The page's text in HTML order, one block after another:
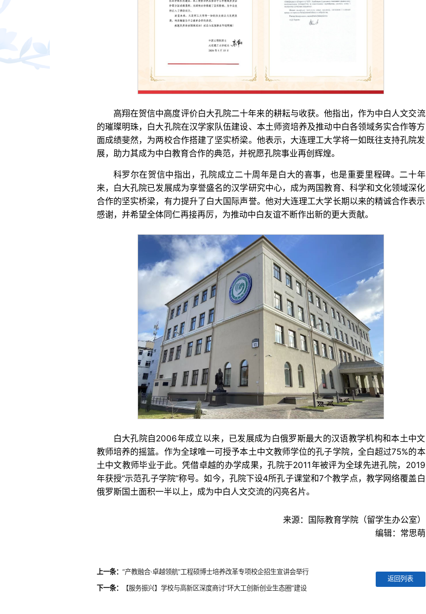
高翔在贺信中高度评价白大孔院二十年来的耕耘与收获。他指出，作为中白人文交流
的璀璨明珠，白大孔院在汉学家队伍建设、本土师资培养及推动中白各领域务实合作等方
面成绩斐然，为两校合作搭建了坚实桥梁。他表示，大连理工大学将一如既往支持孔院发
展，助力其成为中白教育合作的典范，并祝愿孔院事业再创辉煌。
科罗尔在贺信中指出，孔院成立二十周年是白大的喜事，也是重要里程碑。二十年
来，白大孔院已发展成为享誉盛名的汉学研究中心，成为两国教育、科学和文化领域深化
合作的坚实桥梁，有力提升了白大国际声誉。他对大连理工大学长期以来的精诚合作表示
感谢，并希望全体同仁再接再厉，为推动中白友谊不断作出新的更大贡献。
白大孔院自2006年成立以来，已发展成为白俄罗斯最大的汉语教学机构和本土中文
教师培养的摇篮。作为全球唯一可授予本土中文教师学位的孔子学院，全白超过75%的本
土中文教师毕业于此。凭借卓越的办学成果，孔院于2011年被评为全球先进孔院，2019
年获授“示范孔子学院”称号。如今，孔院下设4所孔子课堂和7个教学点，教学网络覆盖白
俄罗斯国土面积一半以上，成为中白人文交流的闪亮名片。
来源：国际教育学院（留学生办公室）
编辑：常思萌
上一条： “产教融合·卓越领航”工程硕博士培养改革专项校企招生宣讲会举行
下一条： 【服务振兴】学校与高新区深度商讨“环大工创新创业生态圈”建设
返回列表